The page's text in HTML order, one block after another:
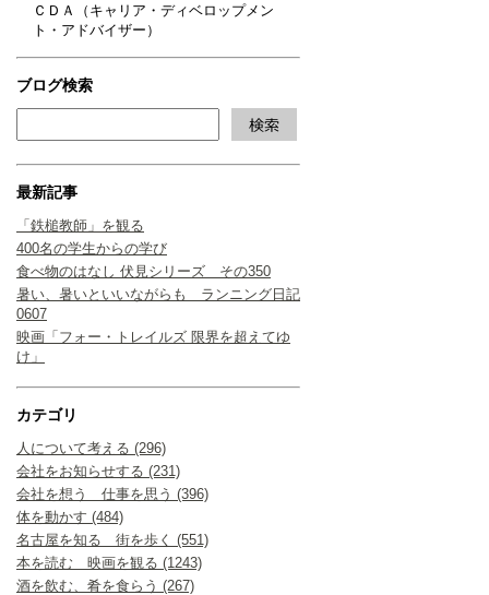
ＣＤＡ（キャリア・ディベロップメン
ト・アドバイザー）
ブログ検索
最新記事
「鉄槌教師」を観る
400名の学生からの学び
食べ物のはなし 伏見シリーズ その350
暑い、暑いといいながらも ランニング日記
0607
映画「フォー・トレイルズ 限界を超えてゆ
け」
カテゴリ
人について考える (296)
会社をお知らせする (231)
会社を想う 仕事を思う (396)
体を動かす (484)
名古屋を知る 街を歩く (551)
本を読む 映画を観る (1243)
酒を飲む、肴を食らう (267)